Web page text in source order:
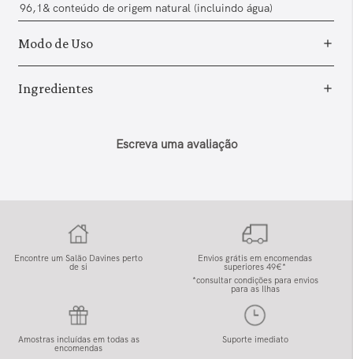
96,1& conteúdo de origem natural (incluindo água)
Modo de Uso
Ingredientes
Escreva uma avaliação
Encontre um Salão Davines perto
de si
Envios grátis em encomendas
superiores 49€*
*consultar condições para envios
para as Ilhas
Amostras incluídas em todas as
encomendas
Suporte imediato